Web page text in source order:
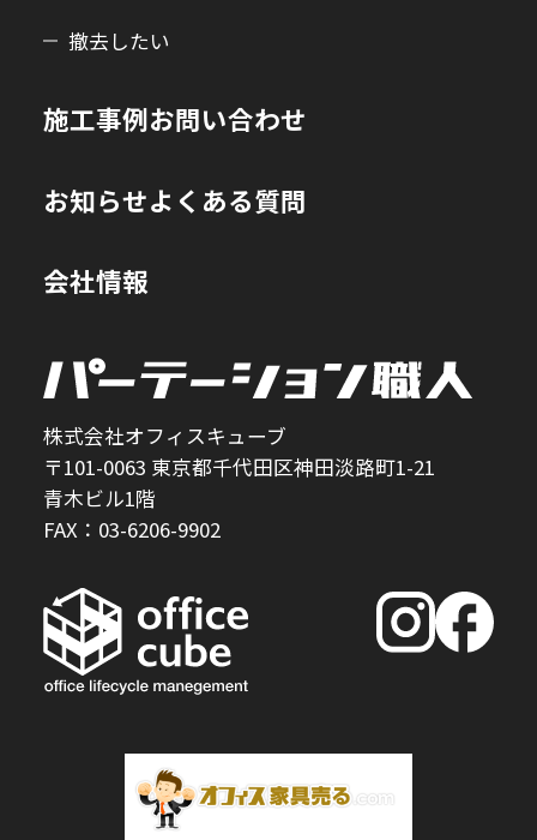
撤去したい
施工事例
お知らせ
会社情報
お問い合わせ
よくある質問
株式会社オフィスキューブ
〒101-0063 東京都千代田区神田淡路町1-21
青木ビル1階
FAX：03-6206-9902